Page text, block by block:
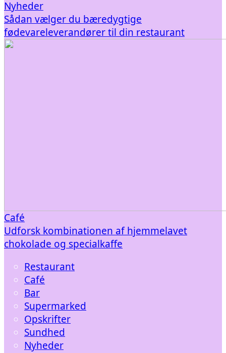
Nyheder
Sådan vælger du bæredygtige
fødevareleverandører til din restaurant
Café
Udforsk kombinationen af hjemmelavet
chokolade og specialkaffe
Restaurant
Café
Bar
Supermarked
Opskrifter
Sundhed
Nyheder